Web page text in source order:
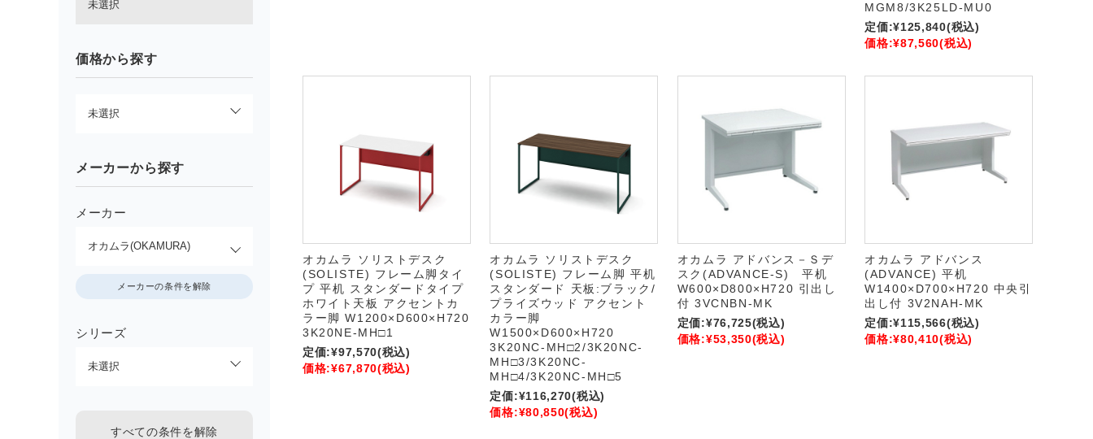
MGM8/3K25LD-MU0
定価:¥125,840(税込)
価格:¥87,560(税込)
オカムラ ソリストデスク
(SOLISTE) フレーム脚タイ
プ 平机 スタンダードタイプ
ホワイト天板 アクセントカ
ラー脚 W1200×D600×H720
3K20NE-MH□1
定価:¥97,570(税込)
価格:¥67,870(税込)
オカムラ ソリストデスク
(SOLISTE) フレーム脚 平机
スタンダード 天板:ブラック/
プライズウッド アクセント
カラー脚
W1500×D600×H720
3K20NC-MH□2/3K20NC-
MH□3/3K20NC-
MH□4/3K20NC-MH□5
定価:¥116,270(税込)
価格:¥80,850(税込)
オカムラ アドバンス－Ｓデ
スク(ADVANCE-S) 平机
W600×D800×H720 引出し
付 3VCNBN-MK
定価:¥76,725(税込)
価格:¥53,350(税込)
オカムラ アドバンス
(ADVANCE) 平机
W1400×D700×H720 中央引
出し付 3V2NAH-MK
定価:¥115,566(税込)
価格:¥80,410(税込)
価格から探す
メーカーから探す
メーカー
メーカーの条件を解除
シリーズ
すべての条件を解除